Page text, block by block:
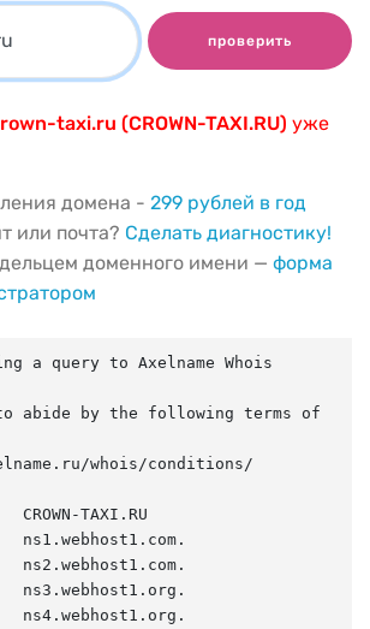
проверить
taxi.ru (CROWN-TAXI.RU) уже
домена - 299 рублей в год
или почта? Сделать диагностику!
доменного имени — форма
a query to Axelname Whois
abide by the following terms of
whois/conditions/
TAXI.RU